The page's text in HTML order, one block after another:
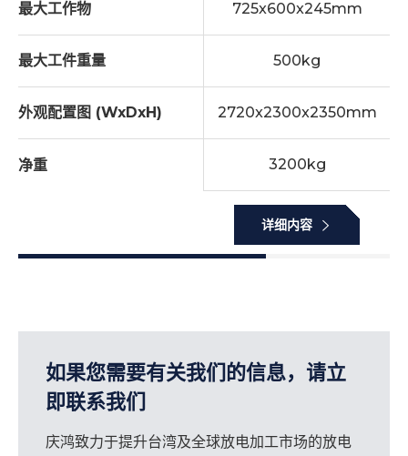
最大工作物
最大工件重量
外观配置图 (WxDxH)
净重
725x600x245mm
500kg
2720x2300x2350mm
3200kg
详细内容
如果您需要有关我们的信息，请立
即联系我们
庆鸿致力于提升台湾及全球放电加工市场的放电